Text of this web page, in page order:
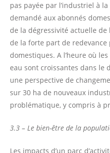
pas payée par l’industriel à
demandé aux abonnés
de la dégressivité actuelle
de la forte part de redevance
domestiques. A l’heure où
eau sont croissantes dans le
une perspective de
sur 30 ha de nouveaux
problématique, y compris à
3.3 – Le bien-être de la
Les impacts d’un parc